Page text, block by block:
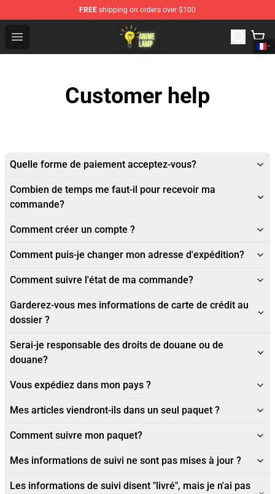
FREE shipping on orders over $100
Open menu
Anime Lamp Shop - The Best Store of Anime Lamp
Customer help
Quelle forme de paiement acceptez-vous?
Combien de temps me faut-il pour recevoir ma
commande?
Comment créer un compte ?
Comment puis-je changer mon adresse d'expédition?
Comment suivre l'état de ma commande?
Garderez-vous mes informations de carte de crédit au
dossier ?
Serai-je responsable des droits de douane ou de
douane?
Vous expédiez dans mon pays ?
Mes articles viendront-ils dans un seul paquet ?
Comment suivre mon paquet?
Mes informations de suivi ne sont pas mises à jour ?
Les informations de suivi disent "livré", mais je n'ai pas